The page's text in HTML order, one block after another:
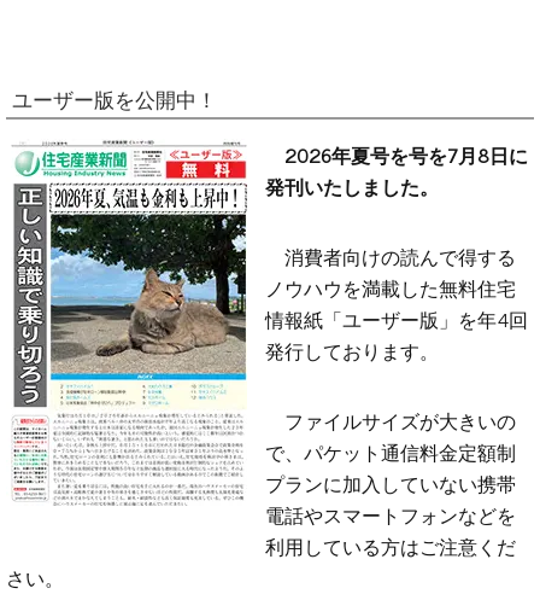
ユーザー版を公開中！
2026年夏号を号を7月8日に
発刊いたしました。
消費者向けの読んで得する
ノウハウを満載した無料住宅
情報紙「ユーザー版」を年4回
発行しております。
ファイルサイズが大きいの
で、パケット通信料金定額制
プランに加入していない携帯
電話やスマートフォンなどを
利用している方はご注意くだ
さい。